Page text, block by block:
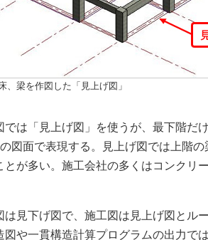
、梁を作図した「見上げ図」
では「見上げ図」を使うが、最下階だ
図面で表現する。見上げ図では上階
とが多い。施工会社の多くはコンクリ
見下げ図で、施工図は見上げ図とル
や一貫構造計算プログラムの出力で